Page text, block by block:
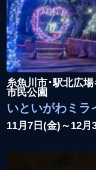
糸魚川市･駅北広
市民公園
いといがわミラ
11月7日(金)～12月